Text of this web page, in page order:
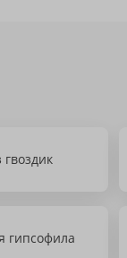
гвоздик
гипсофила